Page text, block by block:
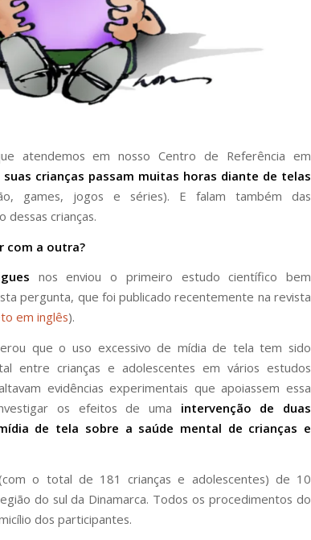
atendemos em nosso Centro de Referência em
suas crianças passam muitas horas diante de telas
games, jogos e séries). E falam também das
crianças.
com a outra?
nos enviou o primeiro estudo científico bem
pergunta, que foi publicado recentemente na revista
em inglês).
que o uso excessivo de mídia de tela tem sido
entre crianças e adolescentes em vários estudos
evidências experimentais que apoiassem essa
os efeitos de uma intervenção de duas
de tela sobre a saúde mental de crianças e
o total de 181 crianças e adolescentes) de 10
do sul da Dinamarca. Todos os procedimentos do
dos participantes.